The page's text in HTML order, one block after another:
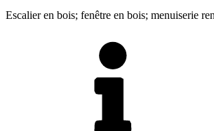
Escalier en bois; fenêtre en bois; menuiserie